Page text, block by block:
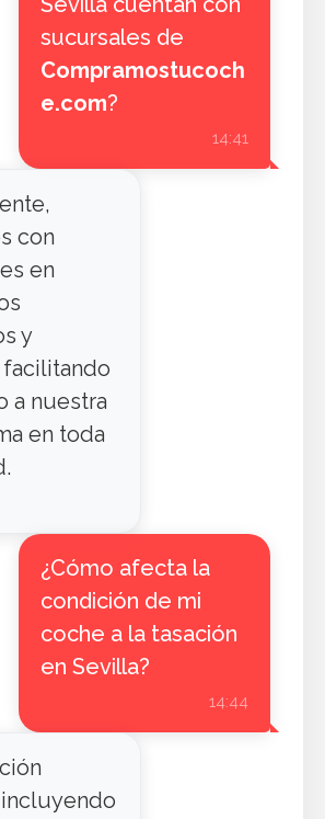
sucursales de
Compramostucoch
e.com?
14:41
con
en
y
a nuestra
en toda
¿Cómo afecta la
condición de mi
coche a la tasación
en Sevilla?
14:44